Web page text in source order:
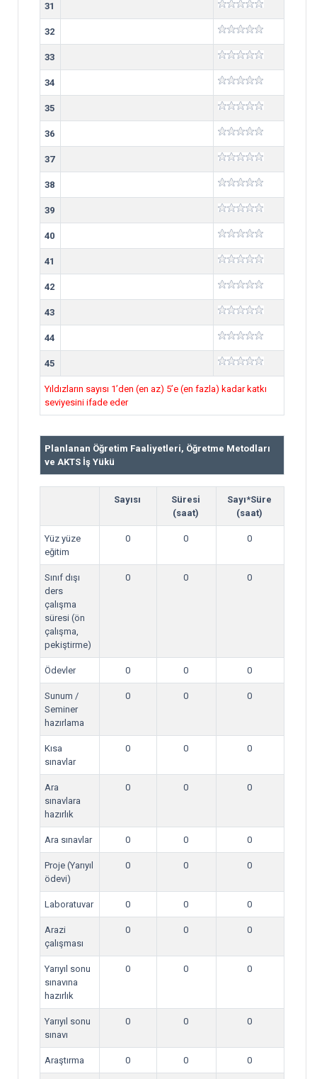
31
32
33
34
35
36
37
38
39
40
41
42
43
44
45
Yıldızların sayısı 1’den (en az) 5’e (en fazla) kadar katkı
seviyesini ifade eder
Planlanan Öğretim Faaliyetleri, Öğretme Metodları
ve AKTS İş Yükü
Sayısı
Süresi
(saat)
Sayı*Süre
(saat)
Yüz yüze
eğitim
0 0 0
Sınıf dışı
ders
çalışma
süresi (ön
çalışma,
pekiştirme)
0 0 0
Ödevler 0 0 0
Sunum /
Seminer
hazırlama
0 0 0
Kısa
sınavlar
0 0 0
Ara
sınavlara
hazırlık
0 0 0
Ara sınavlar 0 0 0
Proje (Yarıyıl
ödevi)
0 0 0
Laboratuvar 0 0 0
Arazi
çalışması
0 0 0
Yarıyıl sonu
sınavına
hazırlık
0 0 0
Yarıyıl sonu
sınavı
0 0 0
Araştırma 0 0 0